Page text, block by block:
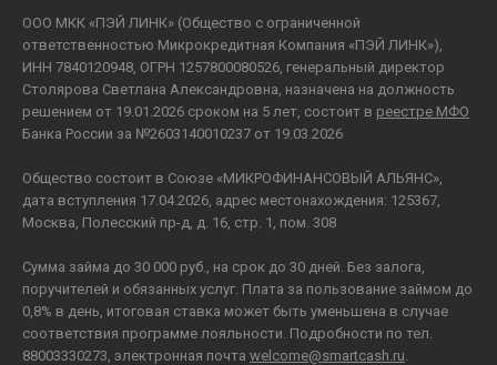
ООО МКК «ПЭЙ ЛИНК» (Общество с ограниченной
ответственностью Микрокредитная Компания «ПЭЙ ЛИНК»),
ИНН 7840120948, ОГРН 1257800080526, генеральный директор
Столярова Светлана Александровна, назначена на должность
решением от 19.01.2026 сроком на 5 лет, состоит в реестре МФО
Банка России за №2603140010237 от 19.03.2026
Общество состоит в Союзе «МИКРОФИНАНСОВЫЙ АЛЬЯНС»,
дата вступления 17.04.2026, адрес местонахождения: 125367,
Москва, Полесский пр-д, д. 16, стр. 1, пом. 308
Сумма займа до 30 000 руб., на срок до 30 дней. Без залога,
поручителей и обязанных услуг. Плата за пользование займом до
0,8% в день, итоговая ставка может быть уменьшена в случае
соответствия программе лояльности. Подробности по тел.
88003330273, электронная почта welcome@smartcash.ru.